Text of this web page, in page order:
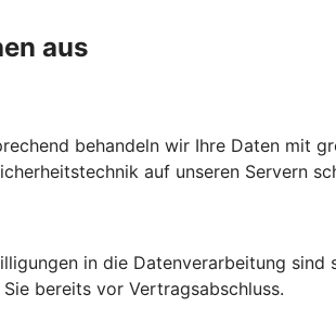
aus
behandeln wir Ihre Daten mit
auf unseren Servern
in die Datenverarbeitung
bereits vor Vertragsabschluss.